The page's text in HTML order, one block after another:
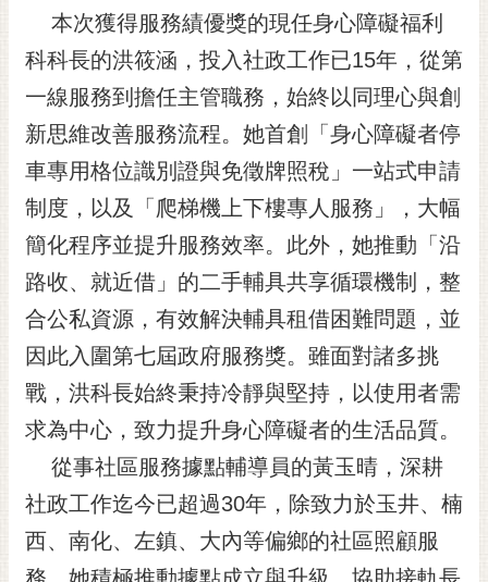
RSS
訂
閱
電
子
報
市
民
信
箱
English
本
隱
本次獲得服務績優獎的現任身心障礙福利
科科長的洪筱涵，投入社政工作已15年，從第
一線服務到擔任主管職務，始終以同理心與創
新思維改善服務流程。她首創「身心障礙者停
車專用格位識別證與免徵牌照稅」一站式申請
制度，以及「爬梯機上下樓專人服務」，大幅
簡化程序並提升服務效率。此外，她推動「沿
路收、就近借」的二手輔具共享循環機制，整
合公私資源，有效解決輔具租借困難問題，並
因此入圍第七屆政府服務獎。雖面對諸多挑
戰，洪科長始終秉持冷靜與堅持，以使用者需
求為中心，致力提升身心障礙者的生活品質。
從事社區服務據點輔導員的黃玉晴，深耕
社政工作迄今已超過30年，除致力於玉井、楠
西、南化、左鎮、大內等偏鄉的社區照顧服